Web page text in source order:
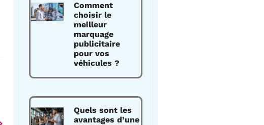
Comment
choisir le
meilleur
marquage
publicitaire
pour vos
véhicules ?
Quels sont les
avantages d’une